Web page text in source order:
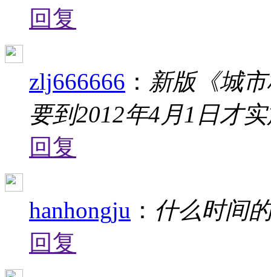
回复
zlj666666 ： 新版《城
要到2012年4月1日才
回复
hanhongju ： 什么时间
回复